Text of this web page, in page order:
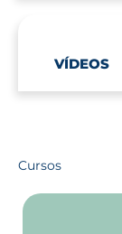
VÍDEOS
Cursos